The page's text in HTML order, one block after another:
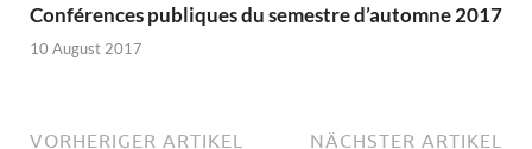
Conférences publiques du semestre d’automne 2017
10 August 2017
VORHERIGER ARTIKEL NÄCHSTER ARTIKEL